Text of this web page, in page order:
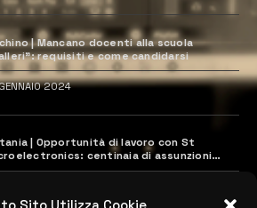
Sito Utilizza Cookie
| Mancano docenti alla scuola
requisiti e come candidarsi
2024
| Opportunità di lavoro con St
centinaia di assunzioni